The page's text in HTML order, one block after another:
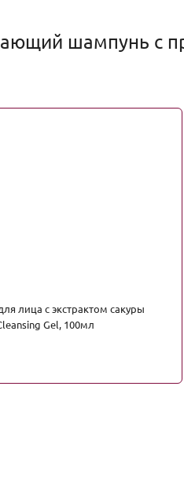
шампунь с
лица с экстрактом сакуры
Gel, 100мл